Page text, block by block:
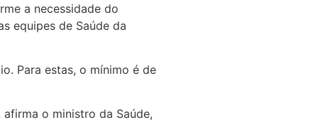
a necessidade do
equipes de Saúde da
Para estas, o mínimo é de
o ministro da Saúde,